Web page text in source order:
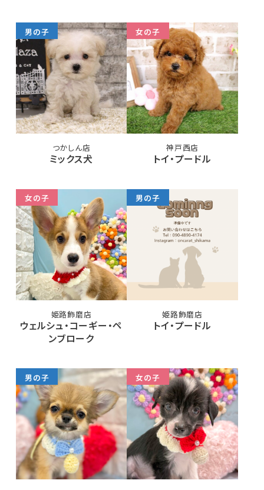
男の子
つかしん店
ミックス犬
女の子
神戸西店
トイ・プードル
女の子
姫路飾磨店
ウェルシュ・コーギー・ペ
ンブローク
男の子
姫路飾磨店
トイ・プードル
男の子 女の子